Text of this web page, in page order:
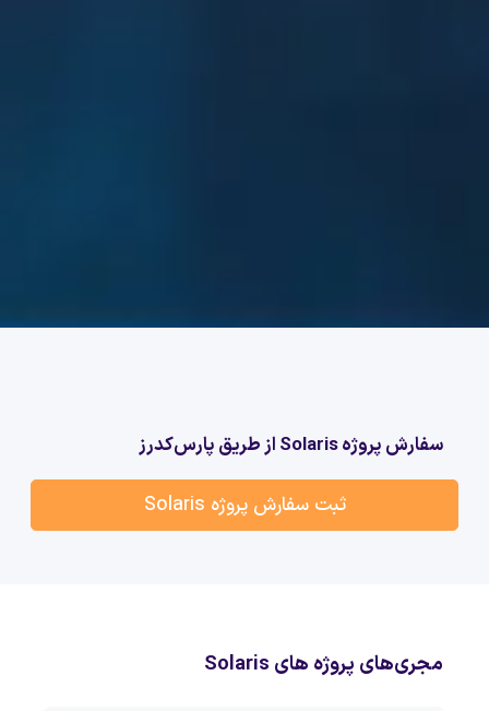
سفارش پروژه Solaris از طریق پارس‌کدرز
ثبت سفارش پروژه Solaris
مجری‌های پروژه های Solaris